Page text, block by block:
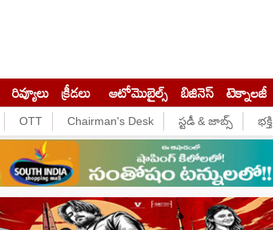
రివ్యూలు క్రీడలు ఆటోమొబైల్స్ బిజినెస్‌ టెక్నాలజీ
OTT Chairman's Desk స్టడీ & జాబ్స్ భక్తి